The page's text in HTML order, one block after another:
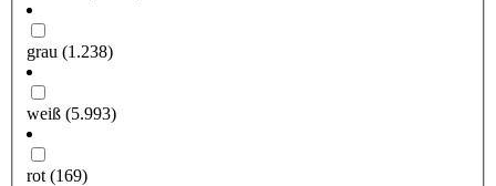
grau (1.238)
weiß (5.993)
rot (169)